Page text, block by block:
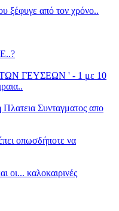
ξέφυγε από τον χρόνο..
ΓΕΥΣΕΩΝ ' - 1 με 10
Συνταγματος απο
οπωσδήποτε να
οι... καλοκαιρινές